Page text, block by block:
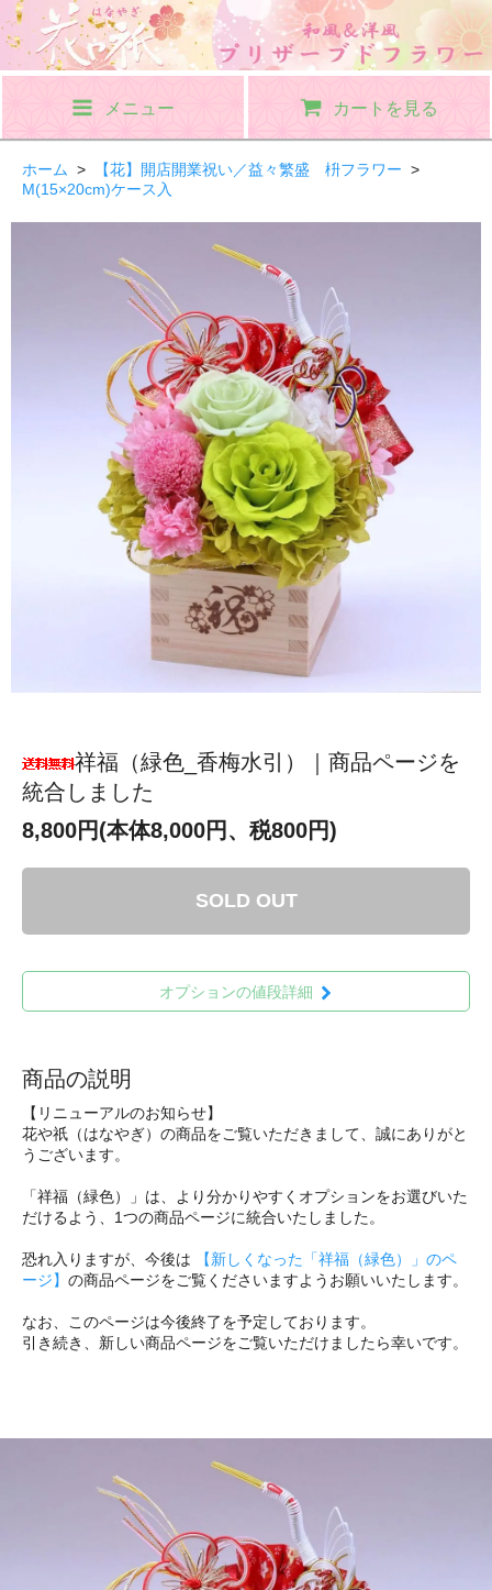
メニュー カートを見る
ホーム > 【花】開店開業祝い／益々繁盛 枡フラワー >
M(15×20cm)ケース入
祥福（緑色_香梅水引）｜商品ページを
統合しました
8,800円(本体8,000円、税800円)
SOLD OUT
オプションの値段詳細
商品の説明
【リニューアルのお知らせ】
花や祇（はなやぎ）の商品をご覧いただきまして、誠にありがと
うございます。
「祥福（緑色）」は、より分かりやすくオプションをお選びいた
だけるよう、1つの商品ページに統合いたしました。
恐れ入りますが、今後は
【新しくなった「祥福（緑色）」のペ
ージ】 の商品ページをご覧くださいますようお願いいたします。
なお、このページは今後終了を予定しております。
引き続き、新しい商品ページをご覧いただけましたら幸いです。